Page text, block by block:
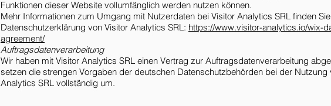
Funktionen dieser Website vollumfänglich werden nutzen können.
Mehr Informationen zum Umgang mit Nutzerdaten bei Visitor Analytics SRL finden
Datenschutzerklärung von Visitor Analytics SRL: https://www.visitor-analytics.io/wix-
agreement/
Auftragsdatenverarbeitung
Wir haben mit Visitor Analytics SRL einen Vertrag zur Auftragsdatenverarbeitung
setzen die strengen Vorgaben der deutschen Datenschutzbehörden bei der Nutzung
Analytics SRL vollständig um.